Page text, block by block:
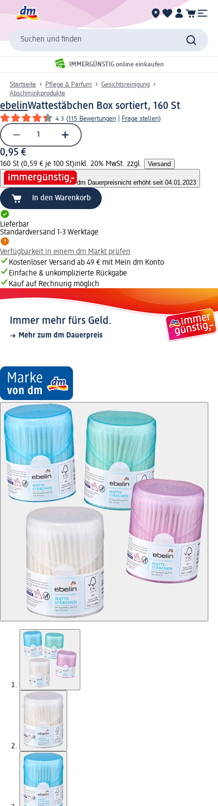
Suchen und finden
IMMERGÜNSTIG online einkaufen
Startseite Pflege & Parfum
Gesichtsreinigung
Abschminkprodukte
ebelinWattestäbchen Box sortiert, 160 St
4.3 (115 Bewertungen Frage stellen)
0,95 €
160 St (0,59 € je 100 St)inkl. 20% MwSt. zzgl. Versand
dm Dauerpreisnicht erhöht seit 04.01.2023
In den Warenkorb
Lieferbar
Standardversand 1-3 Werktage
Verfügbarkeit in einem dm Markt prüfen
Kostenloser Versand ab 49 € mit Mein dm Konto
Einfache & unkomplizierte Rückgabe
Kauf auf Rechnung möglich
Immer mehr fürs Geld.
Mehr zum dm Dauerpreis